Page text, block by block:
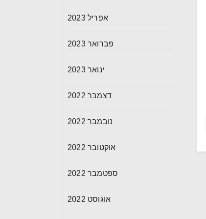
אפריל 2023
פברואר 2023
ינואר 2023
דצמבר 2022
נובמבר 2022
אוקטובר 2022
ספטמבר 2022
אוגוסט 2022